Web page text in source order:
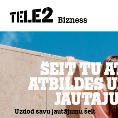
Šeit Tu
atbildes
Uzdod savu jautājumu šeit